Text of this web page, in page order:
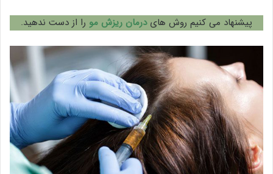
پیشنهاد می کنیم روش هایدرمان ریزش مو را از دست ندهید.